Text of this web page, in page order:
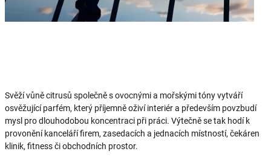
Svěží vůně citrusů společně s ovocnými a mořskými tóny vytváří
osvěžující parfém, který příjemně oživí interiér a především povzbudí
mysl pro dlouhodobou koncentraci při práci. Výtečně se tak hodí k
provonění kanceláří firem, zasedacích a jednacích místností, čekáren
klinik, fitness či obchodních prostor.